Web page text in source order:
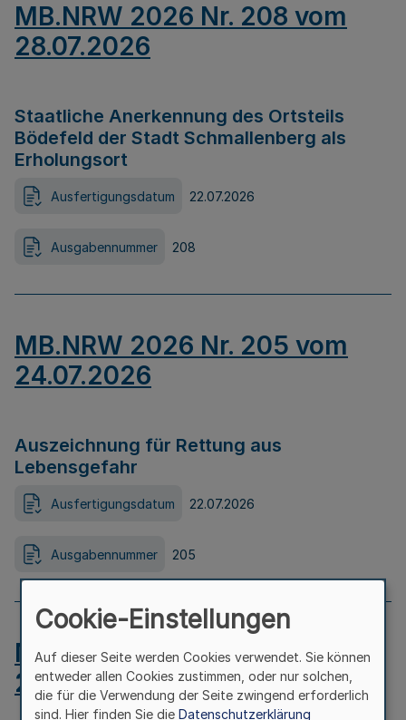
MB.NRW 2026 Nr. 208 vom
28.07.2026
Staatliche Anerkennung des Ortsteils
Bödefeld der Stadt Schmallenberg als
Erholungsort
Ausfertigungsdatum 22.07.2026
Ausgabennummer 208
MB.NRW 2026 Nr. 205 vom
24.07.2026
Auszeichnung für Rettung aus
Lebensgefahr
Ausfertigungsdatum 22.07.2026
Ausgabennummer 205
MB.NRW 2026 Nr. 204 vom
24.07.2026
Cookie-Einstellungen
Auf dieser Seite werden Cookies verwendet. Sie können
entweder allen Cookies zustimmen, oder nur solchen,
die für die Verwendung der Seite zwingend erforderlich
sind. Hier finden Sie die Datenschutzerklärung